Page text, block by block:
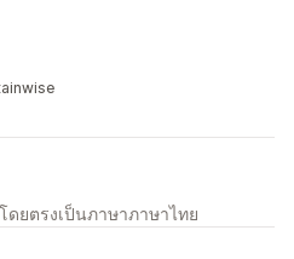
ยตรงเป็นภาษาภาษาไทย